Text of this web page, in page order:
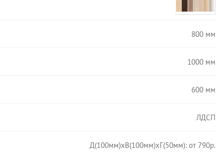
800 мм
1000 мм
600 мм
ЛДСП
Д(100мм)хВ(100мм)хГ(50мм): от 790р.